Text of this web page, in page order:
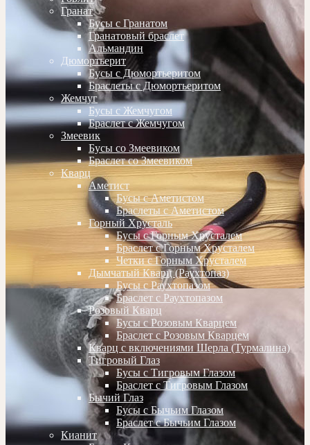
Гранат
Бусы с Гранатом
Гранатовый браслет
Альмандин
Дюмортьерит
Бусы с Дюмортьеритом
Браслеты с Дюмортьеритом
Жемчуг
Бусы с Жемчугом
Браслет с Жемчугом
Змеевик
Бусы со Змеевиком
Браслет со Змеевиком
Кварц
Аметист
Бусы с Аметистом
Браслеты с Аметистом
Горный Хрусталь
Бусы с Горным Хрусталем
Браслет с Горным Хрусталем
Четки с Горным Хрусталем
Дымчатый Кварц (Раухтопаз)
Бусы с Раухтопазом
Браслет с Раухтопазом
Розовый Кварц
Бусы с Розовым Кварцем
Браслет с Розовым Кварцем
Кварц с включениями Шерла (Турмалина)
Тигровый Глаз
Бусы с Тигровым Глазом
Браслет с Тигровым Глазом
Бычий Глаз
Бусы с Бычьим Глазом
Браслет с Бычьим Глазом
Кианит